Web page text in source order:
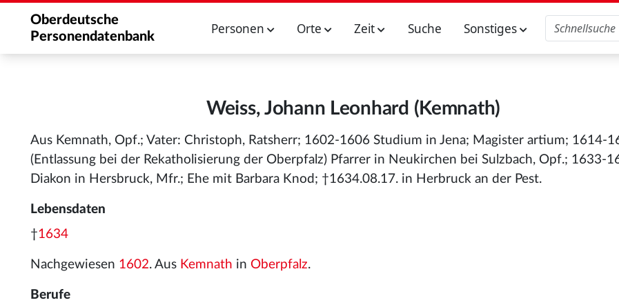
Oberdeutsche
Personendatenbank
Personen Orte Zeit Suche Sonstiges
Weiss, Johann Leonhard (Kemnath)
Aus Kemnath, Opf.; Vater: Christoph, Ratsherr; 1602-1606 Studium in Jena; Magister artium; 1614-
(Entlassung bei der Rekatholisierung der Oberpfalz) Pfarrer in Neukirchen bei Sulzbach, Opf.; 1633-
Diakon in Hersbruck, Mfr.; Ehe mit Barbara Knod; †1634.08.17. in Herbruck an der Pest.
Lebensdaten
†1634
Nachgewiesen 1602. Aus Kemnath in Oberpfalz.
Berufe